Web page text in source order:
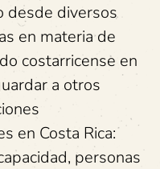
desde diversos
en materia de
costarricense en
a otros
en Costa Rica:
personas